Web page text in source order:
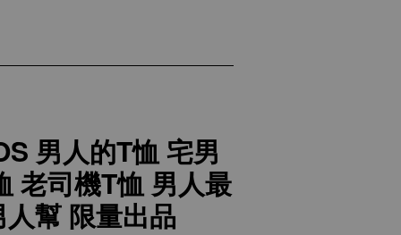
男人的T恤 宅男
老司機T恤 男人最
幫 限量出品